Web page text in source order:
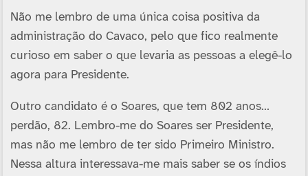
Não me lembro de uma única coisa positiva da
administração do Cavaco, pelo que fico realmente
curioso em saber o que levaria as pessoas a elegê-lo
agora para Presidente.
Outro candidato é o Soares, que tem 802 anos…
perdão, 82. Lembro-me do Soares ser Presidente,
mas não me lembro de ter sido Primeiro Ministro.
Nessa altura interessava-me mais saber se os í­ndios